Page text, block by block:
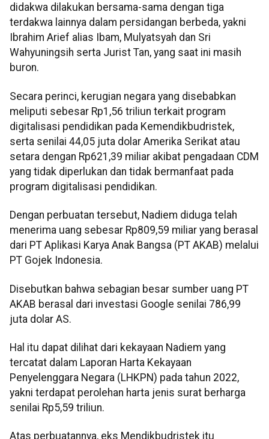
didakwa dilakukan bersama-sama dengan tiga
terdakwa lainnya dalam persidangan berbeda, yakni
Ibrahim Arief alias Ibam, Mulyatsyah dan Sri
Wahyuningsih serta Jurist Tan, yang saat ini masih
buron.
Secara perinci, kerugian negara yang disebabkan
meliputi sebesar Rp1,56 triliun terkait program
digitalisasi pendidikan pada Kemendikbudristek,
serta senilai 44,05 juta dolar Amerika Serikat atau
setara dengan Rp621,39 miliar akibat pengadaan CDM
yang tidak diperlukan dan tidak bermanfaat pada
program digitalisasi pendidikan.
Dengan perbuatan tersebut, Nadiem diduga telah
menerima uang sebesar Rp809,59 miliar yang berasal
dari PT Aplikasi Karya Anak Bangsa (PT AKAB) melalui
PT Gojek Indonesia.
Disebutkan bahwa sebagian besar sumber uang PT
AKAB berasal dari investasi Google senilai 786,99
juta dolar AS.
Hal itu dapat dilihat dari kekayaan Nadiem yang
tercatat dalam Laporan Harta Kekayaan
Penyelenggara Negara (LHKPN) pada tahun 2022,
yakni terdapat perolehan harta jenis surat berharga
senilai Rp5,59 triliun.
Atas perbuatannya, eks Mendikbudristek itu